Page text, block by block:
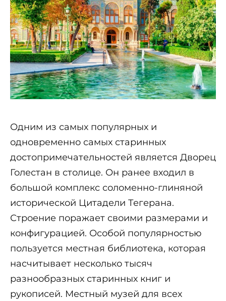
Одним из самых популярных и
одновременно самых старинных
достопримечательностей является Дворец
Голестан в столице. Он ранее входил в
большой комплекс соломенно-глиняной
исторической Цитадели Тегерана.
Строение поражает своими размерами и
конфигурацией. Особой популярностью
пользуется местная библиотека, которая
насчитывает несколько тысяч
разнообразных старинных книг и
рукописей. Местный музей для всех